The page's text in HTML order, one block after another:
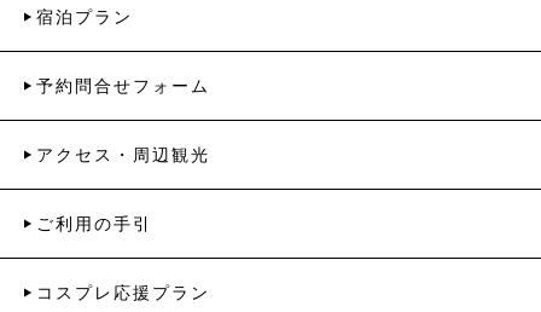
宿泊プラン
予約問合せフォーム
アクセス・周辺観光
ご利用の手引
コスプレ応援プラン